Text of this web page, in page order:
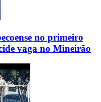
no primeiro
vaga no Mineirão